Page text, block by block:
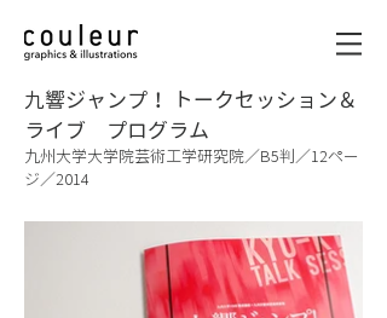
九響ジャンプ！ トークセッション＆
ライブ プログラム
九州大学大学院芸術工学研究院／B5判／12ペー
ジ／2014